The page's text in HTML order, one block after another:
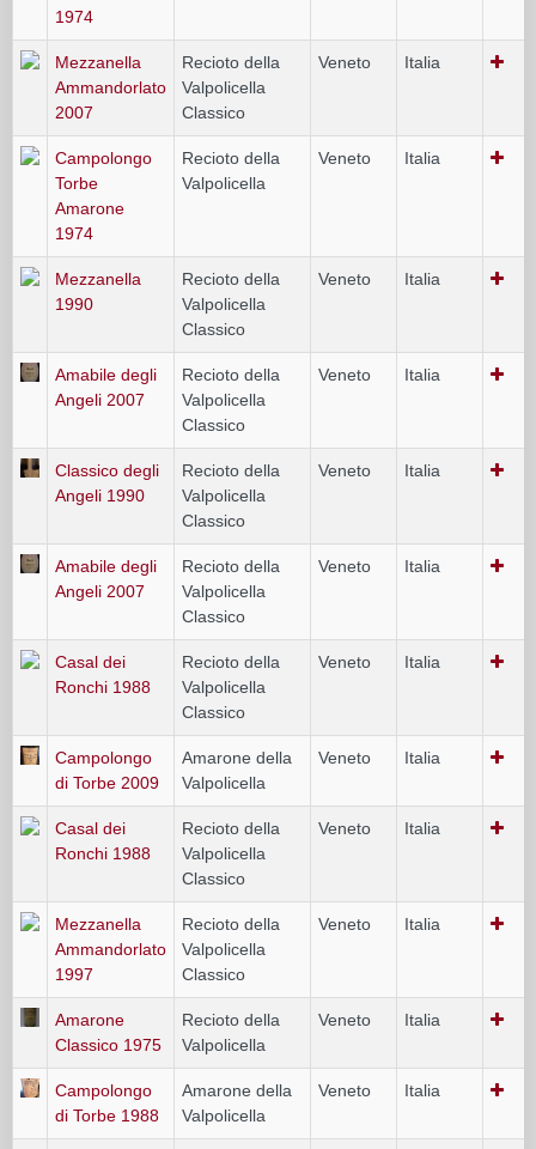
1974
Mezzanella
Ammandorlato
2007
Recioto della
Valpolicella
Classico
Veneto Italia
Campolongo
Torbe
Amarone
1974
Recioto della
Valpolicella
Veneto Italia
Mezzanella
1990
Recioto della
Valpolicella
Classico
Veneto Italia
Amabile degli
Angeli 2007
Recioto della
Valpolicella
Classico
Veneto Italia
Classico degli
Angeli 1990
Recioto della
Valpolicella
Classico
Veneto Italia
Amabile degli
Angeli 2007
Recioto della
Valpolicella
Classico
Veneto Italia
Casal dei
Ronchi 1988
Recioto della
Valpolicella
Classico
Veneto Italia
Campolongo
di Torbe 2009
Amarone della
Valpolicella
Veneto Italia
Casal dei
Ronchi 1988
Recioto della
Valpolicella
Classico
Veneto Italia
Mezzanella
Ammandorlato
1997
Recioto della
Valpolicella
Classico
Veneto Italia
Amarone
Classico 1975
Recioto della
Valpolicella
Veneto Italia
Campolongo
di Torbe 1988
Amarone della
Valpolicella
Veneto Italia